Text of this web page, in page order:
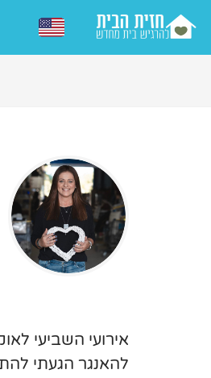
אירועי השביעי
להאנגר הגעתי